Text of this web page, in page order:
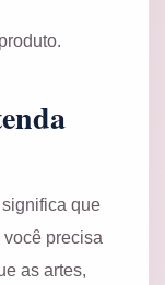
que
precisa
as artes,